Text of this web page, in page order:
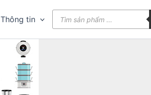
Thông tin
kiếm